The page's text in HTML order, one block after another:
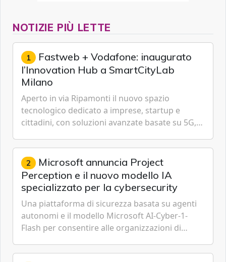
NOTIZIE PIÙ LETTE
1 Fastweb + Vodafone: inaugurato
l’Innovation Hub a SmartCityLab
Milano
Aperto in via Ripamonti il nuovo spazio
tecnologico dedicato a imprese, startup e
cittadini, con soluzioni avanzate basate su 5G,
Cybersecurity.
2 Microsoft annuncia Project
Perception e il nuovo modello IA
specializzato per la cybersecurity
Una piattaforma di sicurezza basata su agenti
autonomi e il modello Microsoft AI-Cyber-1-
Flash per consentire alle organizzazioni di
gestione continua del rischio.